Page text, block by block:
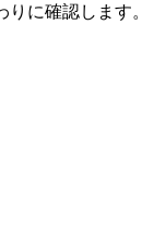
に確認します。